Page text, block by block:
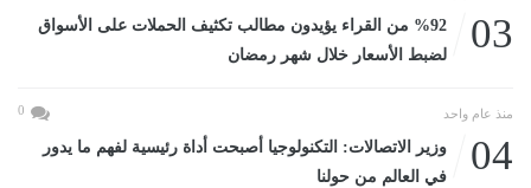
03
%92 من القراء يؤيدون مطالب تكثيف الحملات على الأسواق
لضبط الأسعار خلال شهر رمضان
منذ عام واحد 0
04
وزير الاتصالات: التكنولوجيا أصبحت أداة رئيسية لفهم ما يدور
في العالم من حولنا